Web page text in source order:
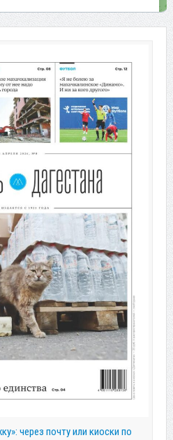
через почту или киоски по